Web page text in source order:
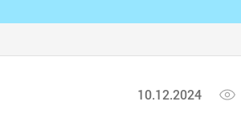
10.12.2024